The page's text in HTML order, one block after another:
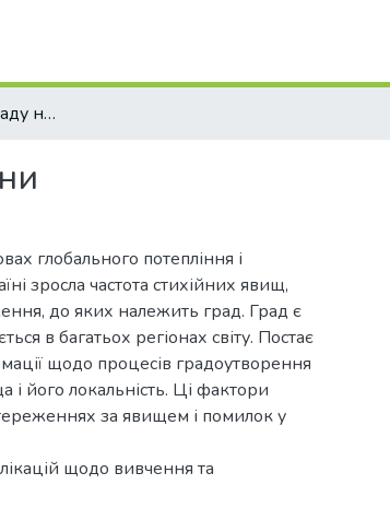
Повторюваність граду на території України
глобального потепління і
зросла частота стихійних явищ,
до яких належить град. Град є
в багатьох регіонах світу. Постає
щодо процесів градоутворення
і його локальність. Ці фактори
за явищем і помилок у
щодо вивчення та